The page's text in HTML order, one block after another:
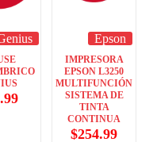
Epson
IMPRESORA
EPSON L3250
MULTIFUNCIÓN
SISTEMA DE
TINTA
CONTINUA
$254.99